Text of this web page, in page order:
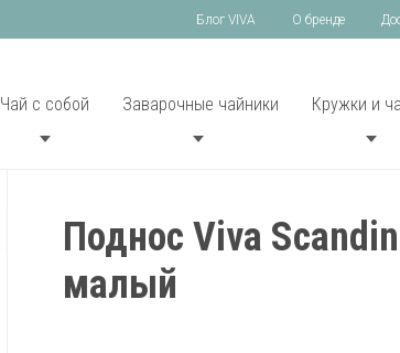
Блог VIVA О бренде
Чай с собой Заварочные чайники Кружки и
Поднос Viva
малый